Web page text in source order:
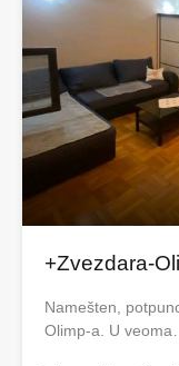
+Zvezdara-
Namešten,
Olimp-a. U